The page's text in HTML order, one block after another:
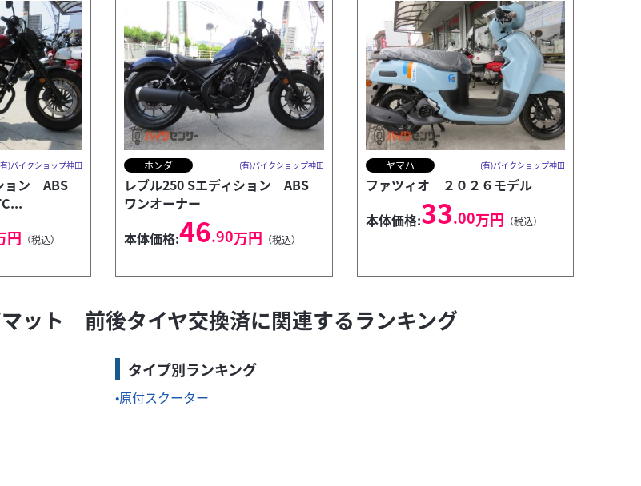
)バイクショップ神田
ョン ABS
円 （税込）
ホンダ (有)バイクショップ神田
レブル250 Sエディション ABS
ワンオーナー
本体価格:46.90万円 （税込）
ヤマハ (有)バイクショップ神田
ファツィオ ２０２６モデル
本体価格:33.00万円 （税込）
ト 前後タイヤ交換済に関連するランキング
タイプ別ランキング
原付スクーター